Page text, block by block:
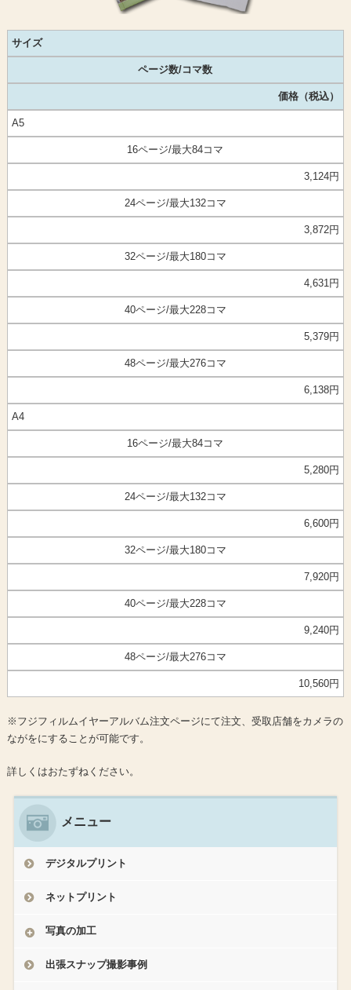
サイズ
ページ数/コマ数
価格（税込）
A5
16ページ/最大84コマ
3,124円
24ページ/最大132コマ
3,872円
32ページ/最大180コマ
4,631円
40ページ/最大228コマ
5,379円
48ページ/最大276コマ
6,138円
A4
16ページ/最大84コマ
5,280円
24ページ/最大132コマ
6,600円
32ページ/最大180コマ
7,920円
40ページ/最大228コマ
9,240円
48ページ/最大276コマ
10,560円
※フジフィルムイヤーアルバム注文ページにて注文、受取店舗をカメラの
ながをにすることが可能です。
詳しくはおたずねください。
メニュー
デジタルプリント
ネットプリント
写真の加工
出張スナップ撮影事例